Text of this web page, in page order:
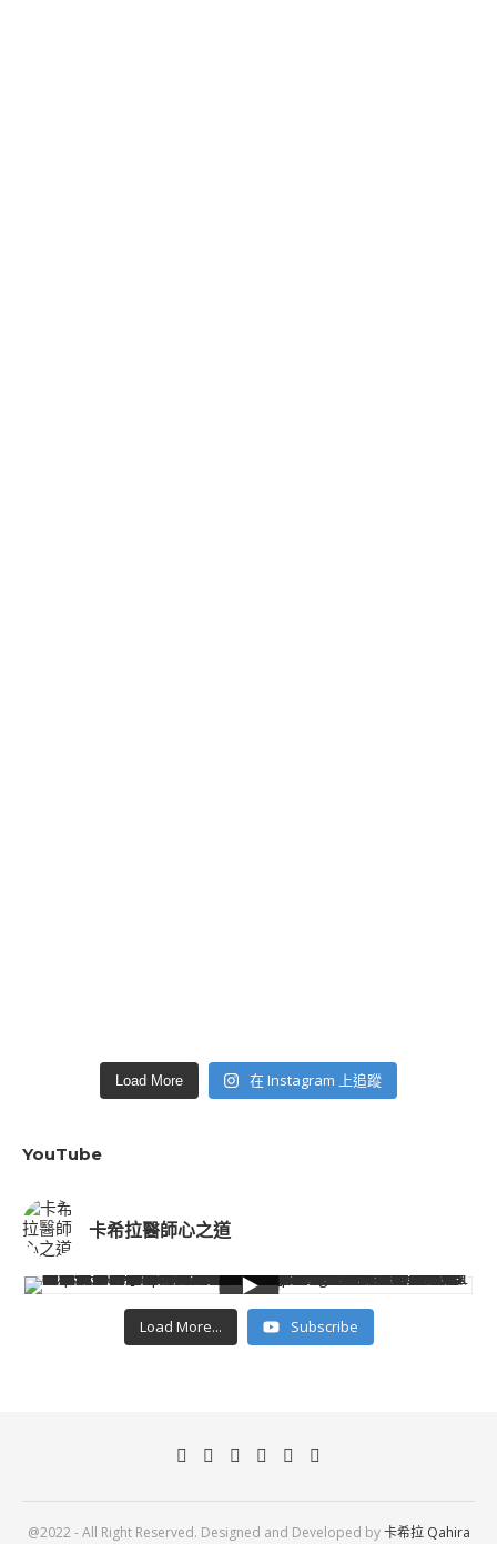
Load More 在 Instagram 上追蹤
YouTube
卡希拉醫師心之道
Load More... Subscribe
@2022 - All Right Reserved. Designed and Developed by卡希拉 Qahira